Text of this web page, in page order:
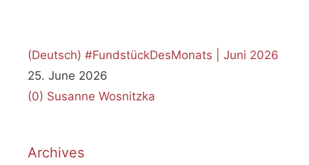
(Deutsch) #FundstückDesMonats | Juni 2026
25. June 2026
(0) Susanne Wosnitzka
Archives